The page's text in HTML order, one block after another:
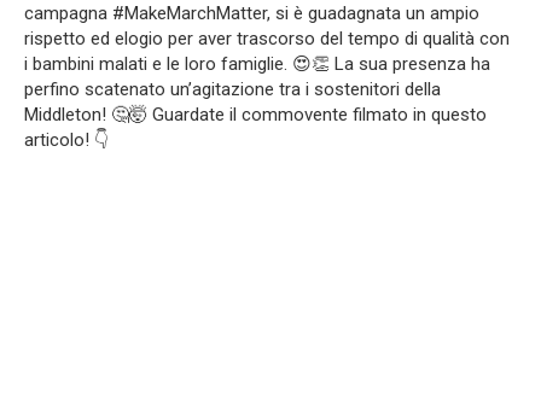
campagna #MakeMarchMatter, si è guadagnata un ampio
rispetto ed elogio per aver trascorso del tempo di qualità con
i bambini malati e le loro famiglie. 😍👏 La sua presenza ha
perfino scatenato un’agitazione tra i sostenitori della
Middleton! 🤔🤯 Guardate il commovente filmato in questo
articolo! 👇